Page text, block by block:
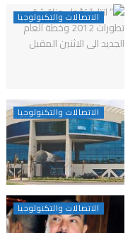
الاتصالات والتكنولوجيا
الاتصالات والتكنولوجيا
الاتصالات والتكنولوجيا